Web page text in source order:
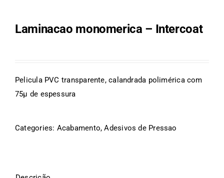
Laminacao monomerica – Intercoat
Pelicula PVC transparente, calandrada polimérica com
75µ de espessura
Categories: Acabamento,Adesivos de Pressao